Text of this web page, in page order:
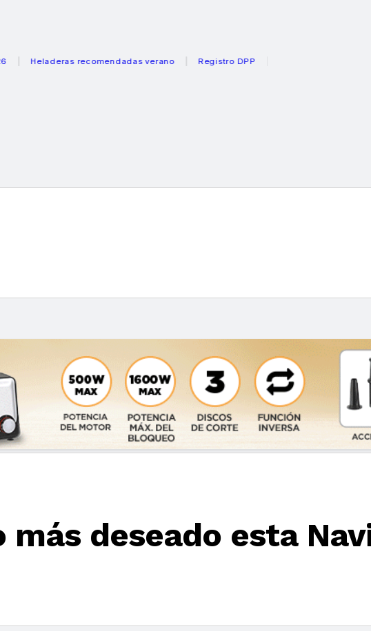
Heladeras recomendadas verano Registro DPP
deseado esta